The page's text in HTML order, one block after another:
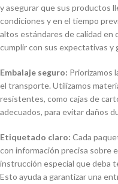
y asegurar que sus productos
condiciones y en el tiempo
altos estándares de calidad en
cumplir con sus expectativas y
Embalaje seguro: Priorizamos
el transporte. Utilizamos
resistentes, como cajas de
adecuados, para evitar daños
Etiquetado claro: Cada
con información precisa sobre
instrucción especial que deba
Esto ayuda a garantizar una